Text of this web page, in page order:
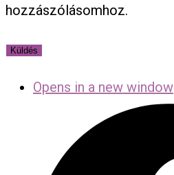
hozzászólásomhoz.
Opens in a new window